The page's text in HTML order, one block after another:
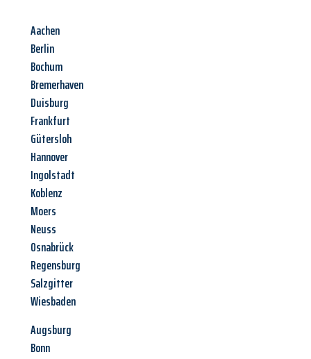
Aachen
Berlin
Bochum
Bremerhaven
Duisburg
Frankfurt
Gütersloh
Hannover
Ingolstadt
Koblenz
Moers
Neuss
Osnabrück
Regensburg
Salzgitter
Wiesbaden
Augsburg
Bonn